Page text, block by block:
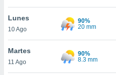
de
Lunes
10 Ago
90%
20 mm
Martes
11 Ago
90%
8.3 mm